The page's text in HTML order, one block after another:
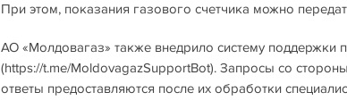
При этом, показания газового счетчика можно
АО «Молдовагаз» также внедрило систему поддержки
(https://t.me/MoldovagazSupportBot). Запросы со
ответы предоставляются после их обработки